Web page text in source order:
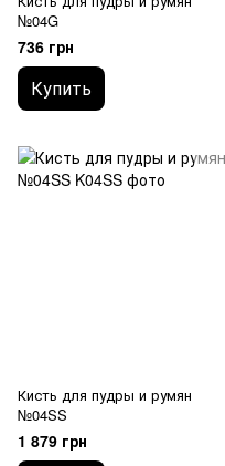
№04G
736 грн
Купить
Кисть для пудры и румян
№04SS
1 879 грн